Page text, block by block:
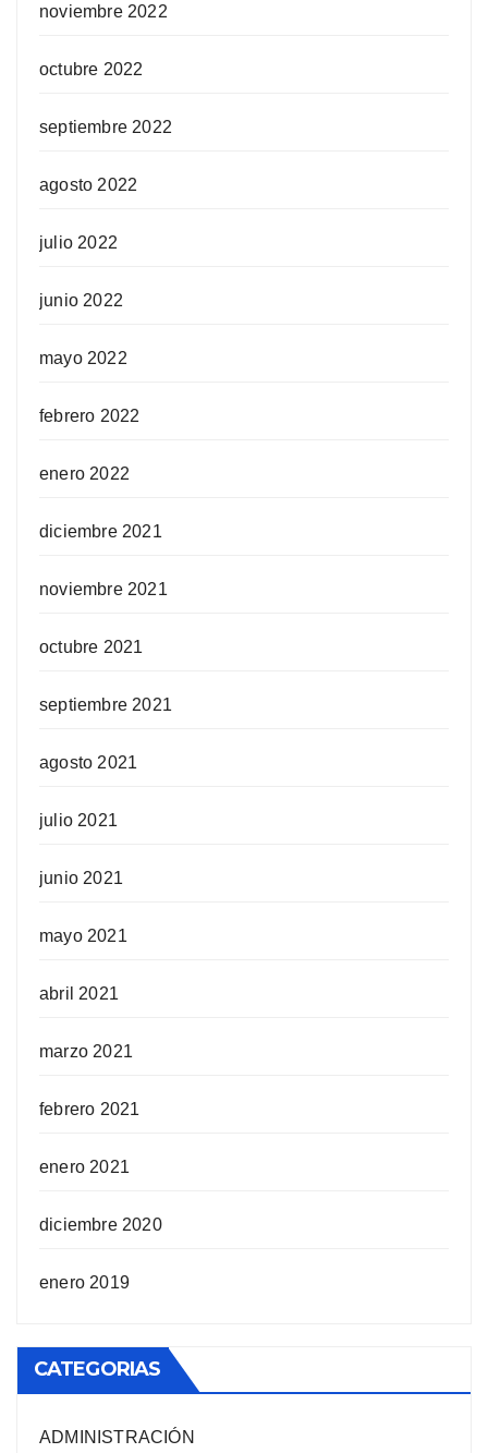
noviembre 2022
octubre 2022
septiembre 2022
agosto 2022
julio 2022
junio 2022
mayo 2022
febrero 2022
enero 2022
diciembre 2021
noviembre 2021
octubre 2021
septiembre 2021
agosto 2021
julio 2021
junio 2021
mayo 2021
abril 2021
marzo 2021
febrero 2021
enero 2021
diciembre 2020
enero 2019
CATEGORIAS
ADMINISTRACIÓN